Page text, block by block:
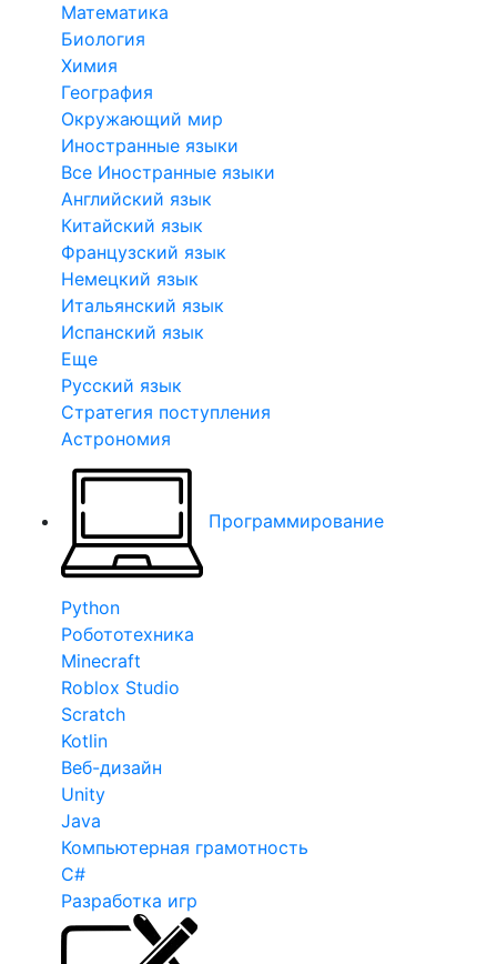
Математика
Биология
Химия
География
Окружающий мир
Иностранные языки
Все Иностранные языки
Английский язык
Китайский язык
Французский язык
Немецкий язык
Итальянский язык
Испанский язык
Еще
Русский язык
Стратегия поступления
Астрономия
Программирование
Python
Робототехника
Minecraft
Roblox Studio
Scratch
Kotlin
Веб-дизайн
Unity
Java
Компьютерная грамотность
C#
Разработка игр